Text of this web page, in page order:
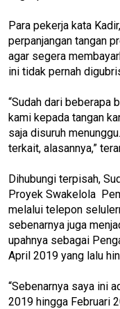
Para pekerja kata
perpanjangan tangan
agar segera
ini tidak pernah
“Sudah dari beberapa
kami kepada tangan
saja disuruh
terkait, alasannya,”
Dihubungi terpisah,
Proyek Swakelola
melalui telepon
sebenarnya juga
upahnya sebagai
April 2019 yang lalu
“Sebenarnya saya ini
2019 hingga Februari